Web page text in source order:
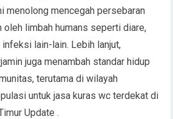
menolong mencegah persebaran
oleh limbah humans seperti diare,
lain-lain. Lebih lanjut,
juga menambah standar hidup
terutama di wilayah
untuk jasa kuras wc terdekat di
Update .